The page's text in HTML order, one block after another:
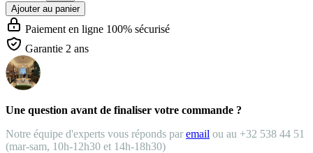
Ajouter au panier
Paiement en ligne 100% sécurisé
Garantie 2 ans
Une question avant de finaliser votre commande ?
Notre équipe d'experts vous réponds par email ou au +32 538 44 51
(mar-sam, 10h-12h30 et 14h-18h30)